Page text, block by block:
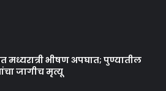
मध्यरात्री भीषण अपघात; पुण्यातील
जागीच मृत्यू